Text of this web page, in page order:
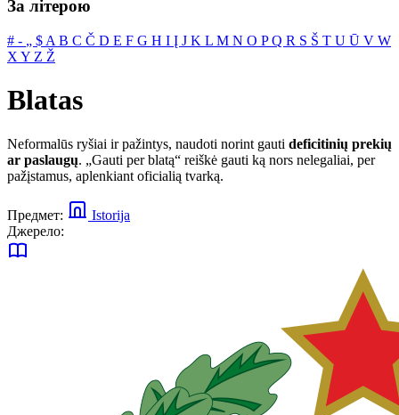
За літерою
# ‐ „ $ A B C Č D E F G H I Į J K L M N O PQ R S Š T U Ū V W
X Y Z Ž
Blatas
Neformalūs ryšiai ir pažintys, naudoti norint gauti deficitinių prekių
ar paslaugų. „Gauti per blatą“ reiškė gauti ką nors nelegaliai, per
pažįstamus, aplenkiant oficialią tvarką.
Предмет:
Istorija
Джерело: